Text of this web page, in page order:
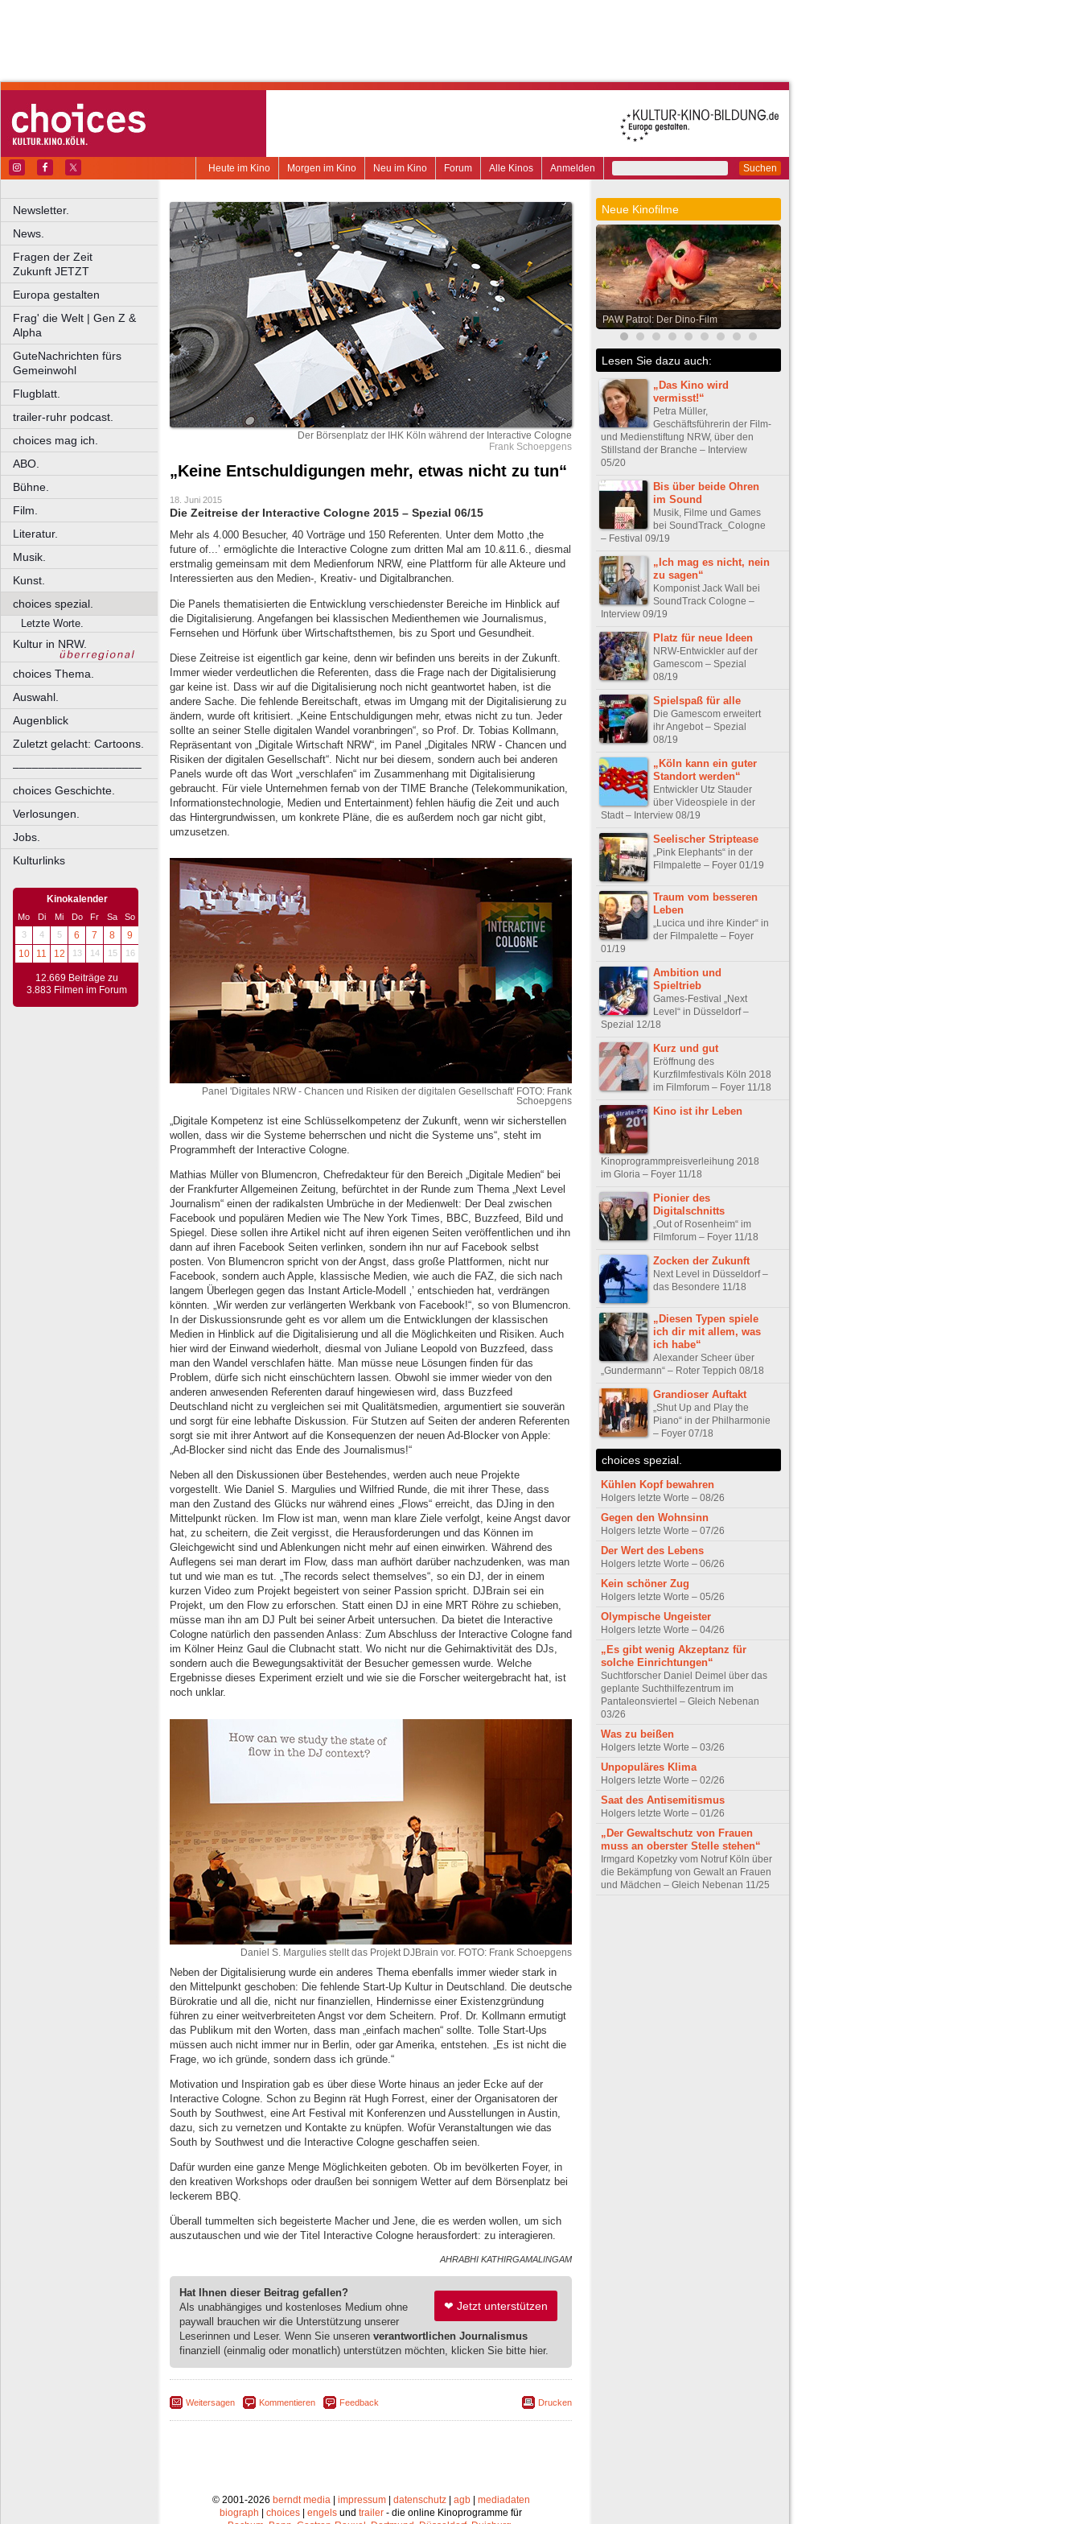
Suchen
Anmelden
Alle Kinos
Forum
Neu im Kino
Morgen im Kino
Heute im Kino
Newsletter.
News.
Fragen der Zeit
Zukunft JETZT
Europa gestalten
Frag' die Welt | Gen Z &
Alpha
GuteNachrichten fürs
Gemeinwohl
Flugblatt.
trailer-ruhr podcast.
choices mag ich.
ABO.
Bühne.
Film.
Literatur.
Musik.
Kunst.
choices spezial.
Letzte Worte.
Kultur in NRW.
choices Thema.
Auswahl.
Augenblick
Zuletzt gelacht: Cartoons.
––––––––––––––––––––
choices Geschichte.
Verlosungen.
Jobs.
Kulturlinks
Kinokalender
Mo Di Mi Do Fr Sa
So
3
4 5 6 7 8
9
10
11 12 13 14 15 16
12.669 Beiträge zu
3.883 Filmen im Forum
Der Börsenplatz der IHK Köln während der Interactive Cologne
Frank Schoepgens
„Keine Entschuldigungen mehr, etwas nicht zu tun“
18. Juni 2015
Die Zeitreise der Interactive Cologne 2015 – Spezial 06/15
Mehr als 4.000 Besucher, 40 Vorträge und 150 Referenten. Unter dem Motto ‚the
future of...’ ermöglichte die Interactive Cologne zum dritten Mal am 10.&11.6., diesmal
erstmalig gemeinsam mit dem Medienforum NRW, eine Plattform für alle Akteure und
Interessierten aus den Medien-, Kreativ- und Digitalbranchen.
Die Panels thematisierten die Entwicklung verschiedenster Bereiche im Hinblick auf
die Digitalisierung. Angefangen bei klassischen Medienthemen wie Journalismus,
Fernsehen und Hörfunk über Wirtschaftsthemen, bis zu Sport und Gesundheit.
Diese Zeitreise ist eigentlich gar keine, denn wir befinden uns bereits in der Zukunft.
Immer wieder verdeutlichen die Referenten, dass die Frage nach der Digitalisierung
gar keine ist. Dass wir auf die Digitalisierung noch nicht geantwortet haben, ist die
andere Sache. Die fehlende Bereitschaft, etwas im Umgang mit der Digitalisierung zu
ändern, wurde oft kritisiert. „Keine Entschuldigungen mehr, etwas nicht zu tun. Jeder
sollte an seiner Stelle digitalen Wandel voranbringen“, so Prof. Dr. Tobias Kollmann,
Repräsentant von „Digitale Wirtschaft NRW“, im Panel „Digitales NRW - Chancen und
Risiken der digitalen Gesellschaft“. Nicht nur bei diesem, sondern auch bei anderen
Panels wurde oft das Wort „verschlafen“ im Zusammenhang mit Digitalisierung
gebraucht. Für viele Unternehmen fernab von der TIME Branche (Telekommunikation,
Informationstechnologie, Medien und Entertainment) fehlen häufig die Zeit und auch
das Hintergrundwissen, um konkrete Pläne, die es außerdem noch gar nicht gibt,
umzusetzen.
Panel 'Digitales NRW - Chancen und Risiken der digitalen Gesellschaft' FOTO: Frank
Schoepgens
„Digitale Kompetenz ist eine Schlüsselkompetenz der Zukunft, wenn wir sicherstellen
wollen, dass wir die Systeme beherrschen und nicht die Systeme uns“, steht im
Programmheft der Interactive Cologne.
Mathias Müller von Blumencron, Chefredakteur für den Bereich „Digitale Medien“ bei
der Frankfurter Allgemeinen Zeitung, befürchtet in der Runde zum Thema „Next Level
Journalism“ einen der radikalsten Umbrüche in der Medienwelt: Der Deal zwischen
Facebook und populären Medien wie The New York Times, BBC, Buzzfeed, Bild und
Spiegel. Diese sollen ihre Artikel nicht auf ihren eigenen Seiten veröffentlichen und ihn
dann auf ihren Facebook Seiten verlinken, sondern ihn nur auf Facebook selbst
posten. Von Blumencron spricht von der Angst, dass große Plattformen, nicht nur
Facebook, sondern auch Apple, klassische Medien, wie auch die FAZ, die sich nach
langem Überlegen gegen das Instant Article-Modell ‚’ entschieden hat, verdrängen
könnten. „Wir werden zur verlängerten Werkbank von Facebook!“, so von Blumencron.
In der Diskussionsrunde geht es vor allem um die Entwicklungen der klassischen
Medien in Hinblick auf die Digitalisierung und all die Möglichkeiten und Risiken. Auch
hier wird der Einwand wiederholt, diesmal von Juliane Leopold von Buzzfeed, dass
man den Wandel verschlafen hätte. Man müsse neue Lösungen finden für das
Problem, dürfe sich nicht einschüchtern lassen. Obwohl sie immer wieder von den
anderen anwesenden Referenten darauf hingewiesen wird, dass Buzzfeed
Deutschland nicht zu vergleichen sei mit Qualitätsmedien, argumentiert sie souverän
und sorgt für eine lebhafte Diskussion. Für Stutzen auf Seiten der anderen Referenten
sorgt sie mit ihrer Antwort auf die Konsequenzen der neuen Ad-Blocker von Apple:
„Ad-Blocker sind nicht das Ende des Journalismus!“
Neben all den Diskussionen über Bestehendes, werden auch neue Projekte
vorgestellt. Wie Daniel S. Margulies und Wilfried Runde, die mit ihrer These, dass
man den Zustand des Glücks nur während eines „Flows“ erreicht, das DJing in den
Mittelpunkt rücken. Im Flow ist man, wenn man klare Ziele verfolgt, keine Angst davor
hat, zu scheitern, die Zeit vergisst, die Herausforderungen und das Können im
Gleichgewicht sind und Ablenkungen nicht mehr auf einen einwirken. Während des
Auflegens sei man derart im Flow, dass man aufhört darüber nachzudenken, was man
tut und wie man es tut. „The records select themselves“, so ein DJ, der in einem
kurzen Video zum Projekt begeistert von seiner Passion spricht. DJBrain sei ein
Projekt, um den Flow zu erforschen. Statt einen DJ in eine MRT Röhre zu schieben,
müsse man ihn am DJ Pult bei seiner Arbeit untersuchen. Da bietet die Interactive
Cologne natürlich den passenden Anlass: Zum Abschluss der Interactive Cologne fand
im Kölner Heinz Gaul die Clubnacht statt. Wo nicht nur die Gehirnaktivität des DJs,
sondern auch die Bewegungsaktivität der Besucher gemessen wurde. Welche
Ergebnisse dieses Experiment erzielt und wie sie die Forscher weitergebracht hat, ist
noch unklar.
Daniel S. Margulies stellt das Projekt DJBrain vor. FOTO: Frank Schoepgens
Neben der Digitalisierung wurde ein anderes Thema ebenfalls immer wieder stark in
den Mittelpunkt geschoben: Die fehlende Start-Up Kultur in Deutschland. Die deutsche
Bürokratie und all die, nicht nur finanziellen, Hindernisse einer Existenzgründung
führen zu einer weitverbreiteten Angst vor dem Scheitern. Prof. Dr. Kollmann ermutigt
das Publikum mit den Worten, dass man „einfach machen“ sollte. Tolle Start-Ups
müssen auch nicht immer nur in Berlin, oder gar Amerika, entstehen. „Es ist nicht die
Frage, wo ich gründe, sondern dass ich gründe.“
Motivation und Inspiration gab es über diese Worte hinaus an jeder Ecke auf der
Interactive Cologne. Schon zu Beginn rät Hugh Forrest, einer der Organisatoren der
South by Southwest, eine Art Festival mit Konferenzen und Ausstellungen in Austin,
dazu, sich zu vernetzen und Kontakte zu knüpfen. Wofür Veranstaltungen wie das
South by Southwest und die Interactive Cologne geschaffen seien.
Dafür wurden eine ganze Menge Möglichkeiten geboten. Ob im bevölkerten Foyer, in
den kreativen Workshops oder draußen bei sonnigem Wetter auf dem Börsenplatz bei
leckerem BBQ.
Überall tummelten sich begeisterte Macher und Jene, die es werden wollen, um sich
auszutauschen und wie der Titel Interactive Cologne herausfordert: zu interagieren.
AHRABHI KATHIRGAMALINGAM
❤ Jetzt unterstützen
Hat Ihnen dieser Beitrag gefallen?
Als unabhängiges und kostenloses Medium ohne
paywall brauchen wir die Unterstützung unserer
Leserinnen und Leser. Wenn Sie unseren verantwortlichen Journalismus
finanziell (einmalig oder monatlich) unterstützen möchten, klicken Sie bitte hier.
Weitersagen Kommentieren Feedback Drucken
Neue Kinofilme
PAW Patrol: Der Dino-Film
Lesen Sie dazu auch:
„Das Kino wird
vermisst!“
Petra Müller,
Geschäftsführerin der Film-
und Medienstiftung NRW, über den
Stillstand der Branche – Interview
05/20
Bis über beide Ohren
im Sound
Musik, Filme und Games
bei SoundTrack_Cologne
– Festival 09/19
„Ich mag es nicht, nein
zu sagen“
Komponist Jack Wall bei
SoundTrack Cologne –
Interview 09/19
Platz für neue Ideen
NRW-Entwickler auf der
Gamescom – Spezial
08/19
Spielspaß für alle
Die Gamescom erweitert
ihr Angebot – Spezial
08/19
„Köln kann ein guter
Standort werden“
Entwickler Utz Stauder
über Videospiele in der
Stadt – Interview 08/19
Seelischer Striptease
„Pink Elephants“ in der
Filmpalette – Foyer 01/19
Traum vom besseren
Leben
„Lucica und ihre Kinder“ in
der Filmpalette – Foyer
01/19
Ambition und
Spieltrieb
Games-Festival „Next
Level“ in Düsseldorf –
Spezial 12/18
Kurz und gut
Eröffnung des
Kurzfilmfestivals Köln 2018
im Filmforum – Foyer 11/18
Kino ist ihr Leben
Kinoprogrammpreisverleihung 2018
im Gloria – Foyer 11/18
Pionier des
Digitalschnitts
„Out of Rosenheim“ im
Filmforum – Foyer 11/18
Zocken der Zukunft
Next Level in Düsseldorf –
das Besondere 11/18
„Diesen Typen spiele
ich dir mit allem, was
ich habe“
Alexander Scheer über
„Gundermann“ – Roter Teppich 08/18
Grandioser Auftakt
„Shut Up and Play the
Piano“ in der Philharmonie
– Foyer 07/18
choices spezial.
Kühlen Kopf bewahren
Holgers letzte Worte – 08/26
Gegen den Wohnsinn
Holgers letzte Worte – 07/26
Der Wert des Lebens
Holgers letzte Worte – 06/26
Kein schöner Zug
Holgers letzte Worte – 05/26
Olympische Ungeister
Holgers letzte Worte – 04/26
„Es gibt wenig Akzeptanz für
solche Einrichtungen“
Suchtforscher Daniel Deimel über das
geplante Suchthilfezentrum im
Pantaleonsviertel – Gleich Nebenan
03/26
Was zu beißen
Holgers letzte Worte – 03/26
Unpopuläres Klima
Holgers letzte Worte – 02/26
Saat des Antisemitismus
Holgers letzte Worte – 01/26
„Der Gewaltschutz von Frauen
muss an oberster Stelle stehen“
Irmgard Kopetzky vom Notruf Köln über
die Bekämpfung von Gewalt an Frauen
und Mädchen – Gleich Nebenan 11/25
© 2001-2026 berndt media | impressum| datenschutz| agb| mediadaten
biograph | choices | engels und trailer - die online Kinoprogramme für